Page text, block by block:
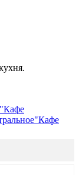
Кафе
Кафе